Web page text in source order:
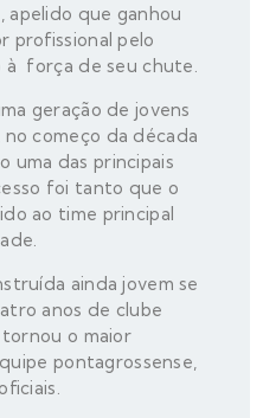
apelido que ganhou
profissional pelo
à força de seu chute.
geração de jovens
começo da década
uma das principais
foi tanto que o
ao time principal
ainda jovem se
anos de clube
tornou o maior
pontagrossense,